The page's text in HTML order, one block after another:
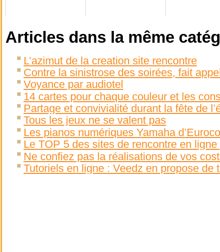
Articles dans la même
L’azimut de la creation site rencontre
Contre la sinistrose des soirées, fait
Voyance par audiotel
14 cartes pour chaque couleur et les
Partage et convivialité durant la fête de
Tous les jeux ne se valent pas
Les pianos numériques Yamaha
Le TOP 5 des sites de rencontre en ligne
Ne confiez pas la réalisations de vos
Tutoriels en ligne : Veedz en propose de